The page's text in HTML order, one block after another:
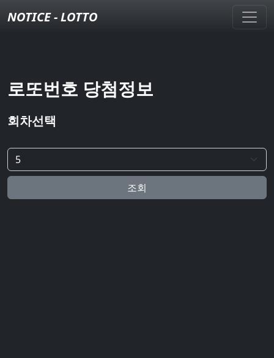
NOTICE - LOTTO
로또번호 당첨정보
회차선택
조회